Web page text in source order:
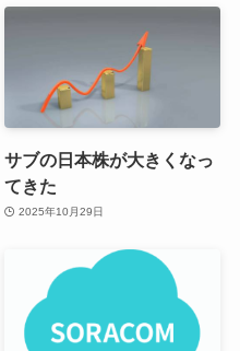
サブの日本株が大きくなっ
てきた
2025年10月29日